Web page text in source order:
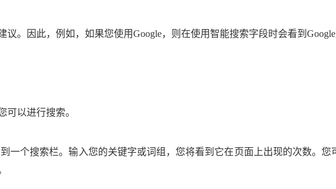
。因此，例如，如果您使用Google，则在使用智能搜索字段时会看到Google
可以进行搜索。
一个搜索栏。输入您的关键字或词组，您将看到它在页面上出现的次数。